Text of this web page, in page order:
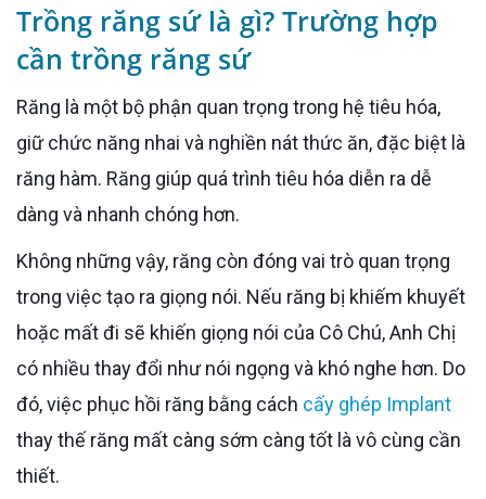
Trồng răng sứ là gì? Trường hợp
cần trồng răng sứ
Răng là một bộ phận quan trọng trong hệ tiêu hóa,
giữ chức năng nhai và nghiền nát thức ăn, đặc biệt là
răng hàm. Răng giúp quá trình tiêu hóa diễn ra dễ
dàng và nhanh chóng hơn.
Không những vậy, răng còn đóng vai trò quan trọng
trong việc tạo ra giọng nói. Nếu răng bị khiếm khuyết
hoặc mất đi sẽ khiến giọng nói của Cô Chú, Anh Chị
có nhiều thay đổi như nói ngọng và khó nghe hơn. Do
đó, việc phục hồi răng bằng cách cấy ghép Implant
thay thế răng mất càng sớm càng tốt là vô cùng cần
thiết.